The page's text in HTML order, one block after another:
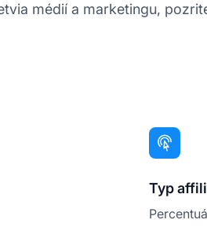
médií a marketingu,
Typ